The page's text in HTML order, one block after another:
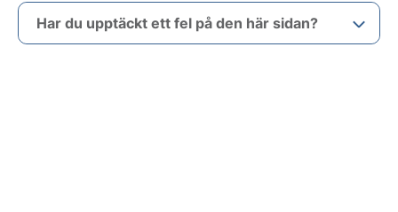
Har du upptäckt ett fel på den här sidan?